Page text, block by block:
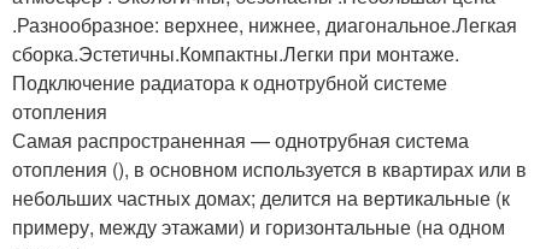
.Разнообразное: верхнее, нижнее, диагональное.Легкая
сборка.Эстетичны.Компактны.Легки при монтаже.
Подключение радиатора к однотрубной системе
отопления
Самая распространенная — однотрубная система
отопления (), в основном используется в квартирах или в
небольших частных домах; делится на вертикальные (к
примеру, между этажами) и горизонтальные (на одном